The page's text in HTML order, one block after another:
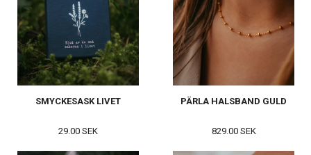
SMYCKESASK LIVET
29.00 SEK
PÄRLA HALSBAND GULD
829.00 SEK